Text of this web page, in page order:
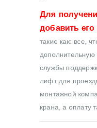
Для
добавить его
такие как: все,
дополнительную
службы
лифт для
монтажной
крана, а оплату